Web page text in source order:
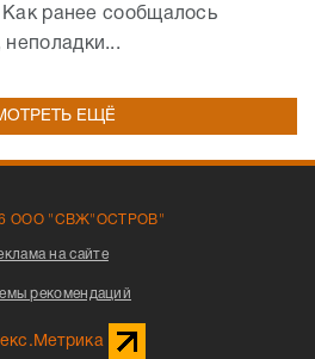
ранее сообщалось
ЕЩЁ
ООО "СВЖ"ОСТРОВ"
на сайте
рекомендаций